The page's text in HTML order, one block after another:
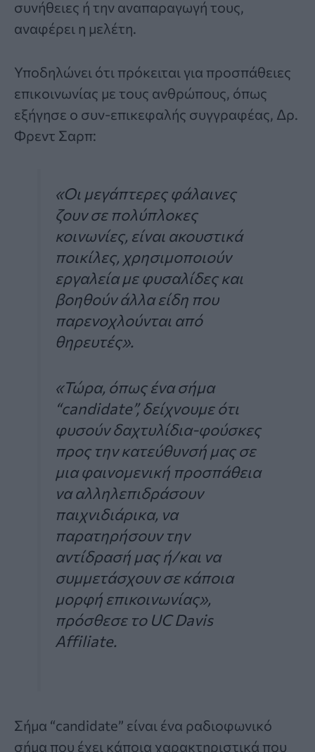
συνήθειες ή την αναπαραγωγή τους,
αναφέρει η μελέτη.
Υποδηλώνει ότι πρόκειται για προσπάθειες
επικοινωνίας με τους ανθρώπους, όπως
εξήγησε ο συν-επικεφαλής συγγραφέας, Δρ.
Φρεντ Σαρπ:
«Οι μεγάπτερες φάλαινες
ζουν σε πολύπλοκες
κοινωνίες, είναι ακουστικά
ποικίλες, χρησιμοποιούν
εργαλεία με φυσαλίδες και
βοηθούν άλλα είδη που
παρενοχλούνται από
θηρευτές».
«Τώρα, όπως ένα σήμα
“candidate”, δείχνουμε ότι
φυσούν δαχτυλίδια-φούσκες
προς την κατεύθυνσή μας σε
μια φαινομενική προσπάθεια
να αλληλεπιδράσουν
παιχνιδιάρικα, να
παρατηρήσουν την
αντίδρασή μας ή/και να
συμμετάσχουν σε κάποια
μορφή επικοινωνίας»,
πρόσθεσε το UC Davis
Affiliate.
Σήμα “candidate” είναι ένα ραδιοφωνικό
σήμα που έχει κάποια χαρακτηριστικά που